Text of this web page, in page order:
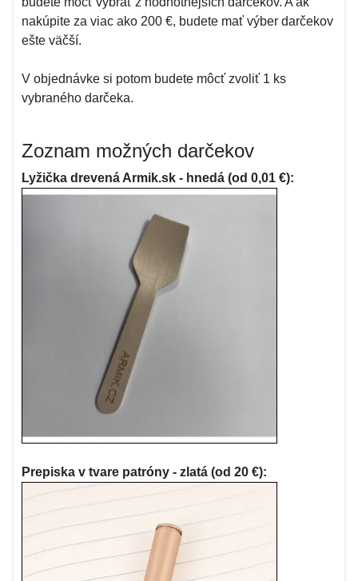
nakúpite za viac ako 200 €, budete mať výber darčekov
ešte väčší.
V objednávke si potom budete môcť zvoliť 1 ks
vybraného darčeka.
Zoznam možných darčekov
Lyžička drevená Armik.sk - hnedá (od 0,01 €):
Prepiska v tvare patróny - zlatá (od 20 €):